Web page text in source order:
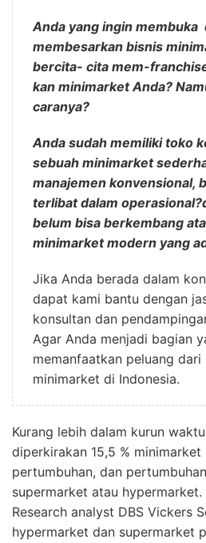
Anda yang ingin membuka
membesarkan bisnis
bercita- cita mem-
kan minimarket Anda?
caranya?
Anda sudah memiliki toko
sebuah minimarket
manajemen konvensional,
terlibat dalam
belum bisa berkembang
minimarket modern yang
Jika Anda berada dalam
dapat kami bantu dengan
konsultan dan
Agar Anda menjadi bagian
memanfaatkan peluang
minimarket di Indonesia.
Kurang lebih dalam kurun
diperkirakan 15,5 % minimarket
pertumbuhan, dan
supermarket atau
Research analyst DBS Vickers
hypermarket dan supermarket